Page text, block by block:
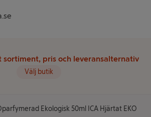
pris och leveransalternativ
Välj butik
Ekologisk 50ml ICA Hjärtat EKO